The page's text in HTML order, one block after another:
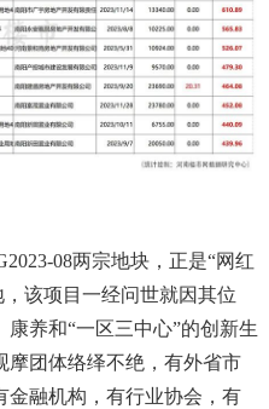
08两宗地块，正是“网红
该项目一经问世就因其位
养和“一区三中心”的创新生
摩团体络绎不绝，有外省市
金融机构，有行业协会，有